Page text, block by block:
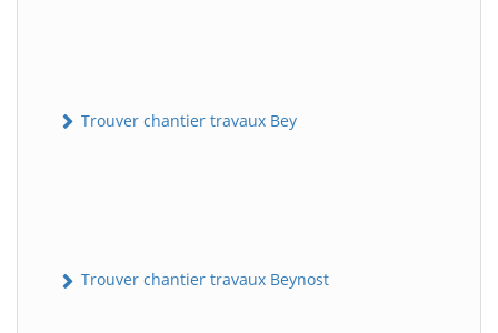
Trouver chantier travaux Bey
Trouver chantier travaux Beynost